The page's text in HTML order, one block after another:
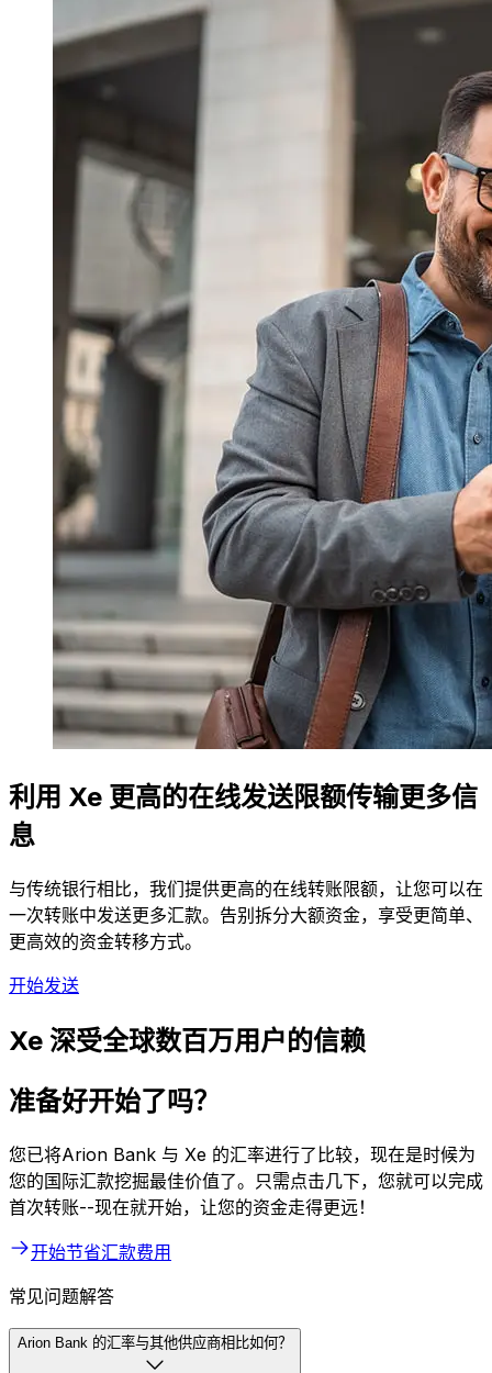
利用 Xe 更高的在线发送限额传输更多信
息
与传统银行相比，我们提供更高的在线转账限额，让您可以在
一次转账中发送更多汇款。告别拆分大额资金，享受更简单、
更高效的资金转移方式。
开始发送
Xe 深受全球数百万用户的信赖
准备好开始了吗？
您已将Arion Bank 与 Xe 的汇率进行了比较，现在是时候为
您的国际汇款挖掘最佳价值了。只需点击几下，您就可以完成
首次转账--现在就开始，让您的资金走得更远！
开始节省汇款费用
常见问题解答
Arion Bank 的汇率与其他供应商相比如何？